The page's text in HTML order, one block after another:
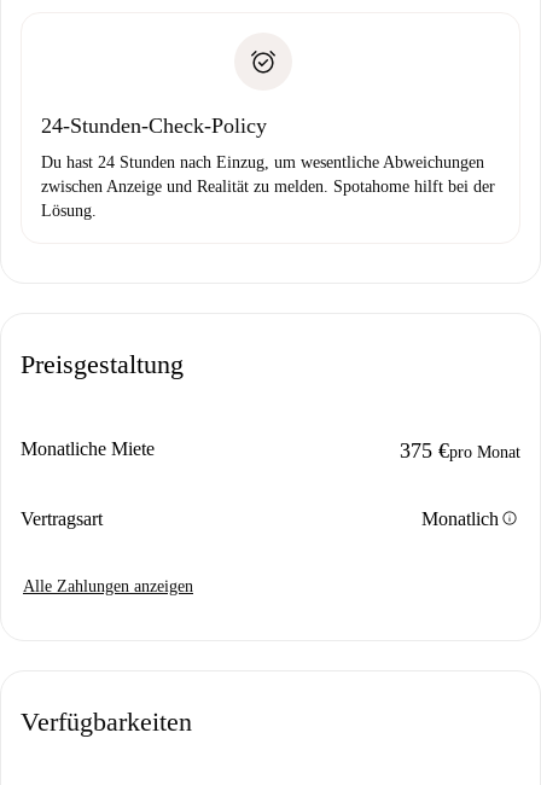
24-Stunden-Check-Policy
Du hast 24 Stunden nach Einzug, um wesentliche Abweichungen
zwischen Anzeige und Realität zu melden. Spotahome hilft bei der
Lösung.
Preisgestaltung
Monatliche Miete 375 €pro Monat
Vertragsart Monatlich info
Alle Zahlungen anzeigen
Verfügbarkeiten